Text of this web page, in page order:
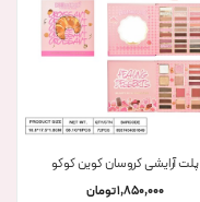
پلت آرایشی کروسان کوین کوکو
1,850,000تومان